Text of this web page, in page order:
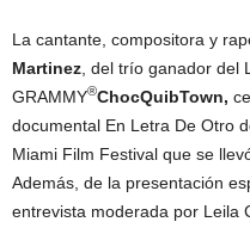
La cantante, compositora y
Martinez , del trío ganador del
GRAMMY®ChocQuibTown,
documental En Letra De Otro
Miami Film Festival que se
Además, de la presentación
entrevista moderada por Leila